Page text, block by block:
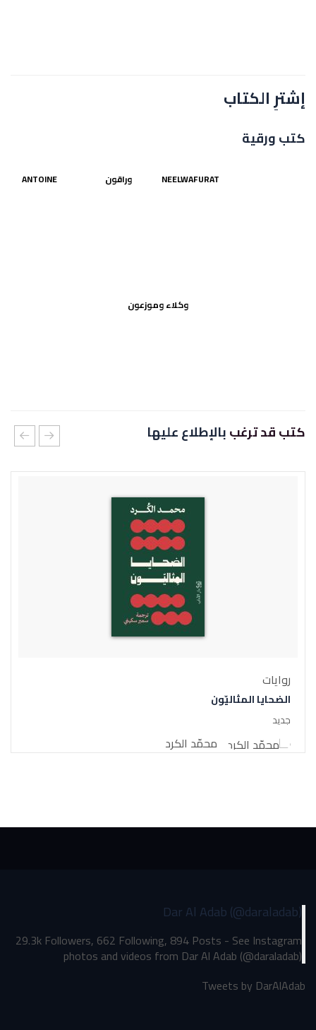
إشترِ الكتاب
كتب ورقية
NEELWAFURAT وراقون ANTOINE
وكلاء وموزعون
كتب قد ترغببالإطلاع عليها
روايات
الضحايا المثاليّون
جديد
محمّد الكرد
Dar Al Adab (@daraladab)
29.3k Followers, 662 Following, 894 Posts - See Instagram
photos and videos from Dar Al Adab (@daraladab)
Tweets by DarAlAdab